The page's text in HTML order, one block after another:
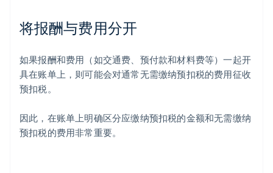
将报酬与费用分开
如果报酬和费用（如交通费、预付款和材料费等）一起开
具在账单上，则可能会对通常无需缴纳预扣税的费用征收
预扣税。
因此，在账单上明确区分应缴纳预扣税的金额和无需缴纳
预扣税的费用非常重要。